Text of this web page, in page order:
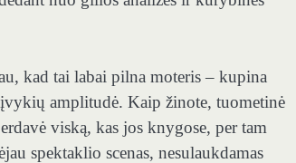
kad tai labai pilna moteris – kupina
amplitudė. Kaip žinote, tuometinė
viską, kas jos knygose, per tam
spektaklio scenas, nesulaukdamas